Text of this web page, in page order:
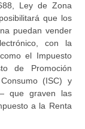
Ley de Zona
que los
puedan vender
con la
el Impuesto
de Promoción
(ISC) y
que graven las
a la Renta